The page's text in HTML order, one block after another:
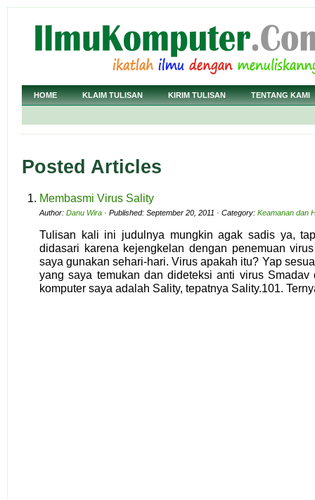
HOME KLAIM TULISAN KIRIM TULISAN TENTANG KAMI
Posted Articles
Membasmi Virus Sality
Author: Danu Wira · Published: September 20, 2011 · Category: Keamanan dan
Tulisan kali ini judulnya mungkin agak sadis ya,
didasari karena kejengkelan dengan penemuan
saya gunakan sehari-hari. Virus apakah itu? Yap
yang saya temukan dan dideteksi anti virus Smadav
komputer saya adalah Sality, tepatnya Sality.101.